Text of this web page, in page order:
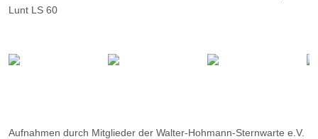
Lunt LS 60
12%.
Aufnahmen durch Mitglieder der Walter-Hohmann-Sternwarte e.V.